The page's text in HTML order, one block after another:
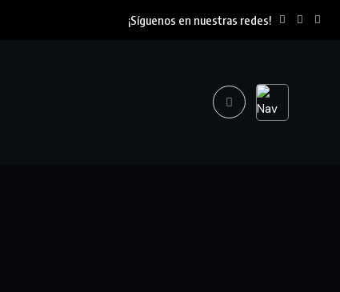
¡Síguenos en nuestras redes!